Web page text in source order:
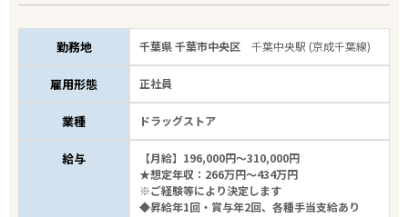
勤務地 千葉県 千葉市中央区千葉中央駅 (京成千葉線)
雇用形態 正社員
業種 ドラッグストア
給与
【月給】196,000円～310,000円
★想定年収：266万円～434万円
※ご経験等により決定します
◆昇給年1回・賞与年2回、各種手当支給あり